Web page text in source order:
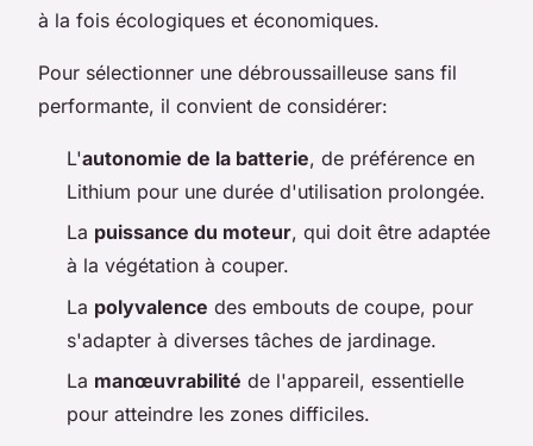
à la fois écologiques et économiques.
Pour sélectionner une débroussailleuse sans fil
performante, il convient de considérer:
L'autonomie de la batterie, de préférence en
Lithium pour une durée d'utilisation prolongée.
La puissance du moteur, qui doit être adaptée
à la végétation à couper.
La polyvalence des embouts de coupe, pour
s'adapter à diverses tâches de jardinage.
La manœuvrabilité de l'appareil, essentielle
pour atteindre les zones difficiles.